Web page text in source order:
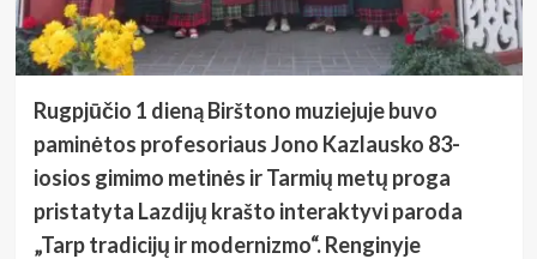
Rugpjūčio 1 dieną Birštono muziejuje buvo
paminėtos profesoriaus Jono Kazlausko 83-
iosios gimimo metinės ir Tarmių metų proga
pristatyta Lazdijų krašto interaktyvi paroda
„Tarp tradicijų ir modernizmo“. Renginyje